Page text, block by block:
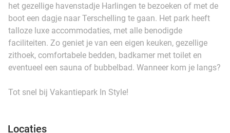
het gezellige havenstadje Harlingen te bezoeken of met de
boot een dagje naar Terschelling te gaan. Het park heeft
talloze luxe accommodaties, met alle benodigde
faciliteiten. Zo geniet je van een eigen keuken, gezellige
zithoek, comfortabele bedden, badkamer met toilet en
eventueel een sauna of bubbelbad. Wanneer kom je langs?
Tot snel bij Vakantiepark In Style!
Locaties